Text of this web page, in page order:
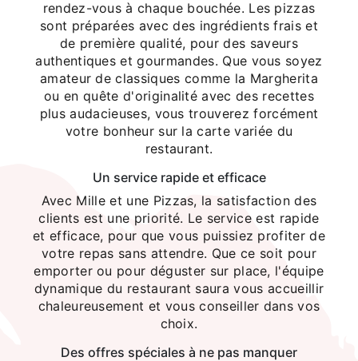
rendez-vous à chaque bouchée. Les pizzas
sont préparées avec des ingrédients frais et
de première qualité, pour des saveurs
authentiques et gourmandes. Que vous soyez
amateur de classiques comme la Margherita
ou en quête d'originalité avec des recettes
plus audacieuses, vous trouverez forcément
votre bonheur sur la carte variée du
restaurant.
Un service rapide et efficace
Avec Mille et une Pizzas, la satisfaction des
clients est une priorité. Le service est rapide
et efficace, pour que vous puissiez profiter de
votre repas sans attendre. Que ce soit pour
emporter ou pour déguster sur place, l'équipe
dynamique du restaurant saura vous accueillir
chaleureusement et vous conseiller dans vos
choix.
Des offres spéciales à ne pas manquer